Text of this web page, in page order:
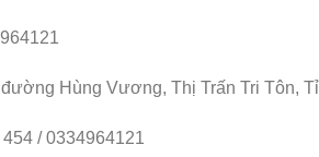
đường Hùng Vương, Thị Trấn Tri Tôn,
/ 0334964121